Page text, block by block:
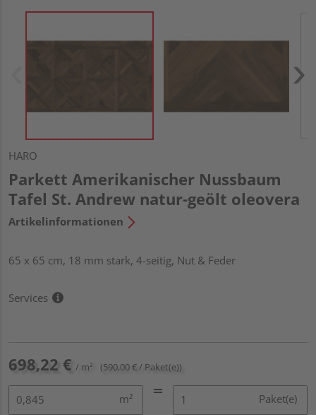
HARO
Parkett Amerikanischer Nussbaum
Tafel St. Andrew natur-geölt oleovera
Artikelinformationen
65 x 65 cm, 18 mm stark, 4-seitig, Nut & Feder
Services
698,22 € / m² (590,00 € / Paket(e))
m² Paket(e)